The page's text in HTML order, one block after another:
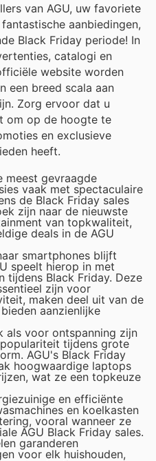
van AGU, uw favoriete
aanbiedingen,
Black Friday periode! In
catalogi en
website worden
een breed scala aan
Zorg ervoor dat u
om op de hoogte te
en exclusieve
heeft.
meest gevraagde
vaak met spectaculaire
de Black Friday sales
zijn naar de nieuwste
van topkwaliteit,
deals in de AGU
smartphones blijft
speelt hierop in met
tijdens Black Friday. Deze
zijn voor
maken deel uit van de
aanzienlijke
als voor ontspanning zijn
tijdens grote
AGU's Black Friday
hoogwaardige laptops
wat ze een topkeuze
en efficiënte
en koelkasten
vooral wanneer ze
AGU Black Friday sales.
garanderen
voor elk huishouden,